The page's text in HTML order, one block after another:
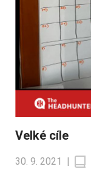
Velké cíle
30. 9. 2021 |